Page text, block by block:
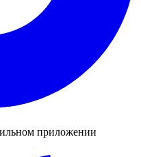
приложении